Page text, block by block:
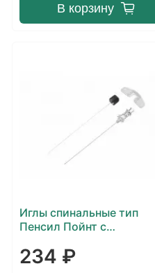
В корзину
Иглы спинальные тип
Пенсил Пойнт с
234 ₽